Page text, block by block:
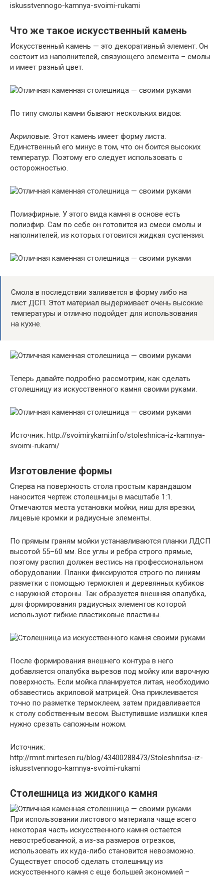
iskusstvennogo-kamnya-svoimi-rukami
Что же такое искусственный камень
Искусственный камень — это декоративный элемент. Он
состоит из наполнителей, связующего элемента – смолы
и имеет разный цвет.
По типу смолы камни бывают нескольких видов:
Акриловые. Этот камень имеет форму листа.
Единственный его минус в том, что он боится высоких
температур. Поэтому его следует использовать с
осторожностью.
Полиэфирные. У этого вида камня в основе есть
полиэфир. Сам по себе он готовится из смеси смолы и
наполнителей, из которых готовится жидкая суспензия.
Смола в последствии заливается в форму либо на
лист ДСП. Этот материал выдерживает очень высокие
температуры и отлично подойдет для использования
на кухне.
Теперь давайте подробно рассмотрим, как сделать
столешницу из искусственного камня своими руками.
Источник: http://svoimirykami.info/stoleshnica-iz-kamnya-
svoimi-rukami/
Изготовление формы
Сперва на поверхность стола простым карандашом
наносится чертеж столешницы в масштабе 1:1.
Отмечаются места установки мойки, ниш для врезки,
лицевые кромки и радиусные элементы.
По прямым граням мойки устанавливаются планки ЛДСП
высотой 55–60 мм. Все углы и ребра строго прямые,
поэтому распил должен вестись на профессиональном
оборудовании. Планки фиксируются строго по линиям
разметки с помощью термоклея и деревянных кубиков
с наружной стороны. Так образуется внешняя опалубка,
для формирования радиусных элементов которой
используют гибкие пластиковые пластины.
После формирования внешнего контура в него
добавляется опалубка вырезов под мойку или варочную
поверхность. Если мойка планируется литая, необходимо
обзавестись акриловой матрицей. Она приклеивается
точно по разметке термоклеем, затем придавливается
к столу собственным весом. Выступившие излишки клея
нужно срезать сапожным ножом.
Источник:
http://rmnt.mirtesen.ru/blog/43400288473/Stoleshnitsa-iz-
iskusstvennogo-kamnya-svoimi-rukami
Столешница из жидкого камня
При использовании листового материала чаще всего
некоторая часть искусственного камня остается
невостребованной, а из-за размеров отрезков,
использовать их куда-либо становится невозможно.
Существует способ сделать столешницу из
искусственного камня с еще большей экономией –